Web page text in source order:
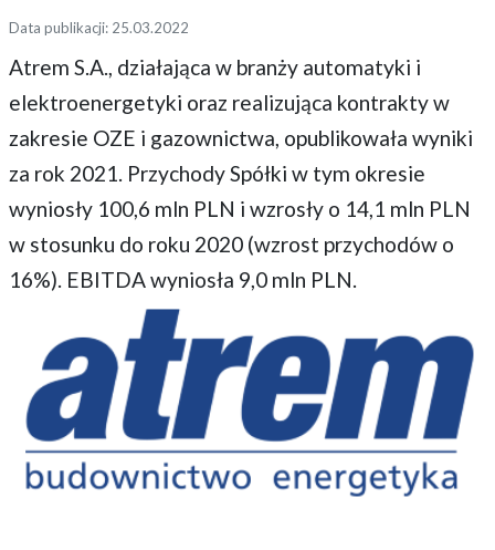
Data publikacji: 25.03.2022
Atrem S.A., działająca w branży automatyki i
elektroenergetyki oraz realizująca kontrakty w
zakresie OZE i gazownictwa, opublikowała wyniki
za rok 2021. Przychody Spółki w tym okresie
wyniosły 100,6 mln PLN i wzrosły o 14,1 mln PLN
w stosunku do roku 2020 (wzrost przychodów o
16%). EBITDA wyniosła 9,0 mln PLN.